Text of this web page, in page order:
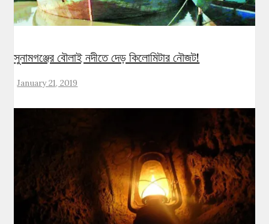
সুনামগঞ্জের বৌলাই নদীতে দেড় কিলোমিটার নৌজট!
January 21, 2019